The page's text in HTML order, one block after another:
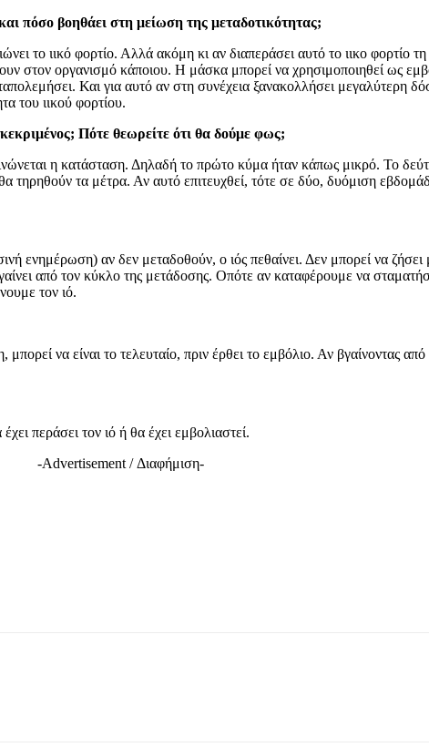
πόσο βοηθάει στη μείωση της μεταδοτικότητας;
το ιικό φορτίο. Αλλά ακόμη κι αν διαπεράσει αυτό το ιικο φορτίο
στον οργανισμό κάποιου. Η μάσκα μπορεί να χρησιμοποιηθεί ως
Και για αυτό αν στη συνέχεια ξανακολλήσει μεγαλύτερη
του ιικού φορτίου.
Πότε θεωρείτε ότι θα δούμε φως;
η κατάσταση. Δηλαδή το πρώτο κύμα ήταν κάπως μικρό. Το
τηρηθούν τα μέτρα. Αν αυτό επιτευχθεί, τότε σε δύο, δυόμιση
ενημέρωση) αν δεν μεταδοθούν, ο ιός πεθαίνει. Δεν μπορεί να
από τον κύκλο της μετάδοσης. Οπότε αν καταφέρουμε να
τον ιό.
να είναι το τελευταίο, πριν έρθει το εμβόλιο. Αν βγαίνοντας
περάσει τον ιό ή θα έχει εμβολιαστεί.
-Advertisement / Διαφήμιση-